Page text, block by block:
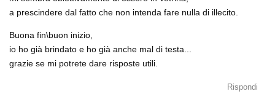
a prescindere dal fatto che non intenda fare nulla di illecito.
Buona fin\buon inizio,
io ho già brindato e ho già anche mal di testa...
grazie se mi potrete dare risposte utili.
Rispondi